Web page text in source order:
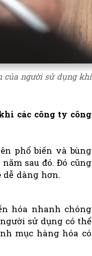
của người sử dụng khi
các công ty công
phổ biến và bùng
sau đó. Đó cũng
dàng hơn.
hóa nhanh chóng
sử dụng có thể
mục hàng hóa có